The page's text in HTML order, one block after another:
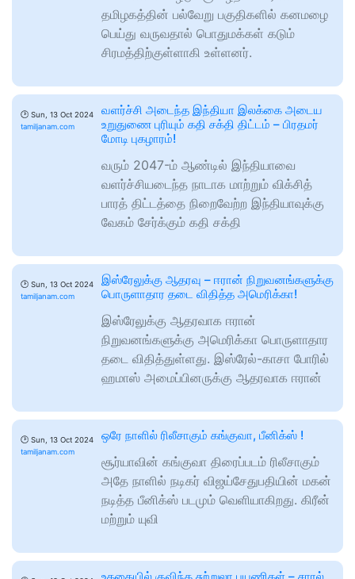
தமிழகத்தின் பல்வேறு பகுதிகளில் கனமழை
பெய்து வருவதால் பொதுமக்கள் கடும்
சிரமத்திற்குள்ளாகி உள்ளனர்.
🕑 Sun, 13 Oct 2024
tamiljanam.com
வளர்ச்சி அடைந்த இந்தியா இலக்கை அடைய
உறுதுணை புரியும் கதி சக்தி திட்டம் – பிரதமர்
மோடி புகழாரம்!
வரும் 2047-ம் ஆண்டில் இந்தியாவை
வளர்ச்சியடைந்த நாடாக மாற்றும் விக்சித்
பாரத் திட்டத்தை நிறைவேற்ற இந்தியாவுக்கு
வேகம் சேர்க்கும் கதி சக்தி
🕑 Sun, 13 Oct 2024
tamiljanam.com
இஸ்ரேலுக்கு ஆதரவு – ஈரான் நிறுவனங்களுக்கு
பொருளாதார தடை விதித்த அமெரிக்கா!
இஸ்ரேலுக்கு ஆதரவாக ஈரான்
நிறுவனங்களுக்கு அமெரிக்கா பொருளாதார
தடை விதித்துள்ளது. இஸ்ரேல்-காசா போரில்
ஹமாஸ் அமைப்பினருக்கு ஆதரவாக ஈரான்
🕑 Sun, 13 Oct 2024
tamiljanam.com
ஒரே நாளில் ரிலீசாகும் கங்குவா, பீனிக்ஸ் !
சூர்யாவின் கங்குவா திரைப்படம் ரிலீசாகும்
அதே நாளில் நடிகர் விஜய்சேதுபதியின் மகன்
நடித்த பீனிக்ஸ் படமும் வெளியாகிறது. கிரீன்
மற்றும் யுவி